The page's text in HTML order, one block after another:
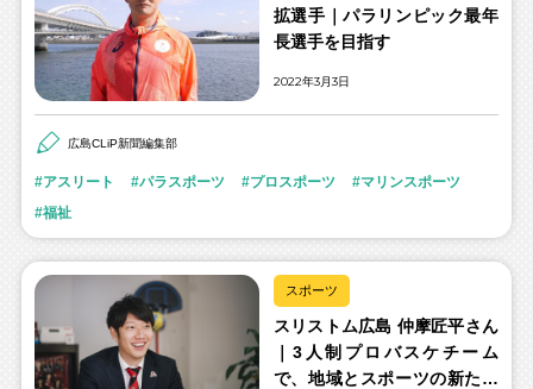
拡選手｜パラリンピック最年
長選手を目指す
2022年3月3日
広島CLiP新聞編集部
アスリート パラスポーツ プロスポーツ
マリンスポーツ
福祉
スポーツ
スリストム広島 仲摩匠平さん
｜3人制プロバスケチーム
で、地域とスポーツの新たな